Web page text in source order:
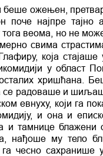
беше ожењен,
најпре тајно
веома, но не
свима
која
у област
хришћана.
радоваше и
евнуху, који га
и она и
и тамнице блажени
нађоше му тело
чесно сахранише